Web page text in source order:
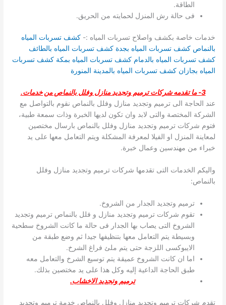
الطاقة.
فى حالة رش المنزل لحمايته من الحريق.
خدمات خاصة بكشف واصلاح تسربات المياه :-كشف تسربات المياه
بالنماص كشف تسربات المياه بجدة كشف تسربات المياه بالطائف
كشف تسربات المياه بالدمام كشف تسربات المياه بمكة كشف تسربات
المياه بجازان كشف تسربات المياه بالمدينة المنورة
3- ما تقدمه شركات ترميم وتجديد منازل وفلل بالنماص من خدمات.
عند الحاجة الى ترميم وتجديد منازل وفلل بالنماص نقوم بالتواصل مع
الشركة المختصة والتى لابد وان تكون لديها الخبرة وذات سمعة طبية،
فتوم شركات ترميم وتجديد منازل وفلل بالنماص بارسال مختصين
لمعاينة المنزل او الفيلا لمعرفة المشكلة ويتم التعامل معها على يد
خبراء من مهندسين وعمال خبرة.
واليكم الخدمات التى تقدمها شركات ترميم وتجديد منازل وفلل
بالنماص:
ترميم وتجديد الجدار من الشروخ.
تقوم شركات ترميم وتجديد منازل و فلل بالنماص ترميم وتجديد
الشروخ التى يصاب بها الجدار فى حالة ما كانت الشروخ سطحية
وبسيطة يتم التعامل معها بتنظيفها جيدا ثم وضع طبقة من
الايبوكسى اللزجة حتى يتم ملئ فراغ الشرخ.
اما ان كانت الشروخ عميقة يتم توسيع الشرخ والتعامل معه
طبق الحاجة الداعية إليه وكل هذا على يد مختصين بذلك.
ترميم وتجديد الاخشاب.
تقدم شركات ترميم وتجديد منازل وفلل بالنماص خدمة ترميم وتجديد